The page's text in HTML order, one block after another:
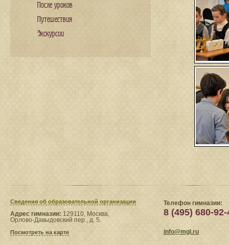
После уроков
Путешествия
Экскурсии
Сведения​ об образовательной организации
Адрес гимназии: 129110, Москва,
Орлово-Давыдовский пер., д. 5.
Посмотреть на карте
Телефон гимназии:
8 (495) 680-92-
info@mgl.ru